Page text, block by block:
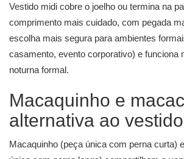
Vestido midi cobre o joelho ou termina na
comprimento mais cuidado, com pegada
escolha mais segura para ambientes
casamento, evento corporativo) e funciona
noturna formal.
Macaquinho e
alternativa ao vestido
Macaquinho (peça única com perna curta)